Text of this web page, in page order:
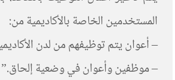
المستخدمين الخاصة بالأكاديمية من:
– أعوان يتم توظيفهم من لدن
– موظفين وأعوان في وضعية إلحاق.”